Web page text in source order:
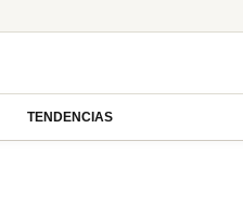
TENDENCIAS